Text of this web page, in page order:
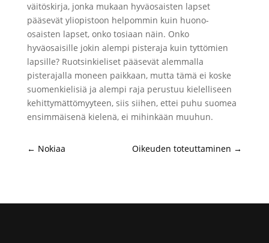
väitöskirja, jonka mukaan hyväosaisten lapset
pääsevät yliopistoon helpommin kuin huono-
osaisten lapset, onko tosiaan näin. Onko
hyväosaisille jokin alempi pisteraja kuin tyttömien
lapsille? Ruotsinkieliset pääsevät alemmalla
pisterajalla moneen paikkaan, mutta tämä ei koske
suomenkielisiä ja alempi raja perustuu kielelliseen
kehittymättömyyteen, siis siihen, ettei puhu suomea
ensimmäisenä kielenä, ei mihinkään muuhun.
← Nokiaa Oikeuden toteuttaminen →